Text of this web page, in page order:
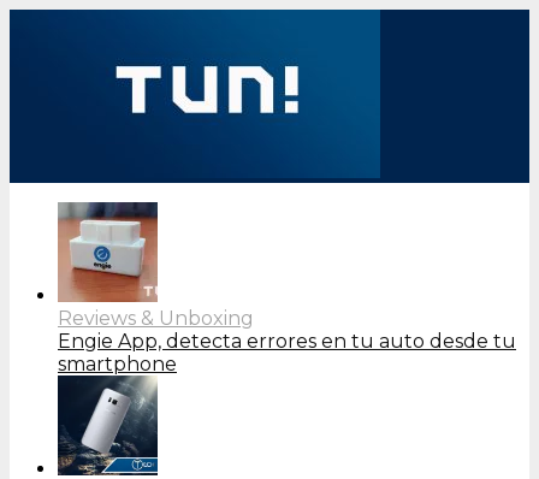
Reviews & Unboxing
Engie App, detecta errores en tu auto desde tu
smartphone